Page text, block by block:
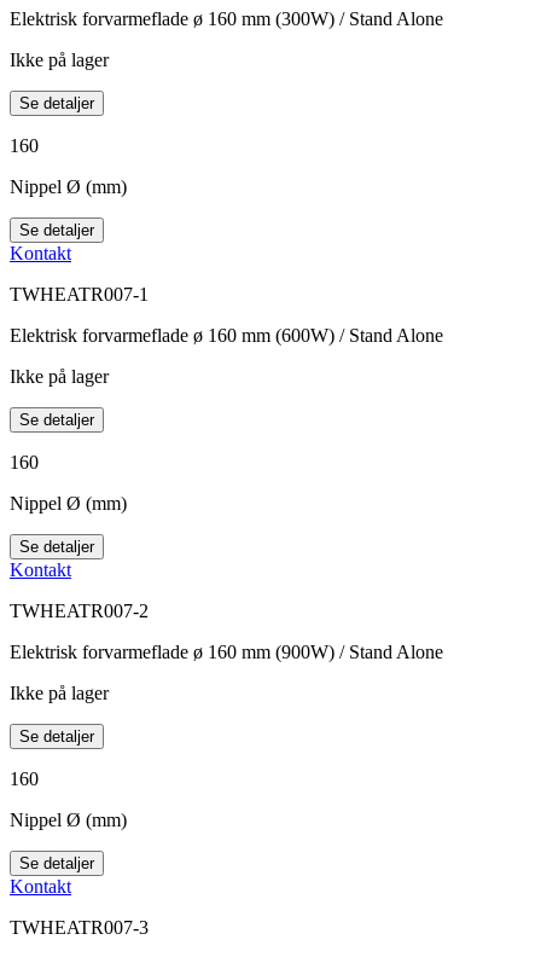
Elektrisk forvarmeflade ø 160 mm (300W) / Stand Alone
Ikke på lager
Se detaljer
160
Nippel Ø (mm)
Se detaljer
Kontakt
TWHEATR007-1
Elektrisk forvarmeflade ø 160 mm (600W) / Stand Alone
Ikke på lager
Se detaljer
160
Nippel Ø (mm)
Se detaljer
Kontakt
TWHEATR007-2
Elektrisk forvarmeflade ø 160 mm (900W) / Stand Alone
Ikke på lager
Se detaljer
160
Nippel Ø (mm)
Se detaljer
Kontakt
TWHEATR007-3